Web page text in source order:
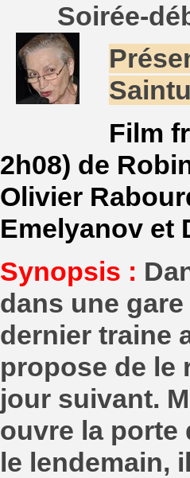
Soirée-
Film
2h08) de
Olivier
Emelyanov et
Synopsis :
dans une
dernier traine
propose de le
jour suivant.
ouvre la porte
le lendemain,